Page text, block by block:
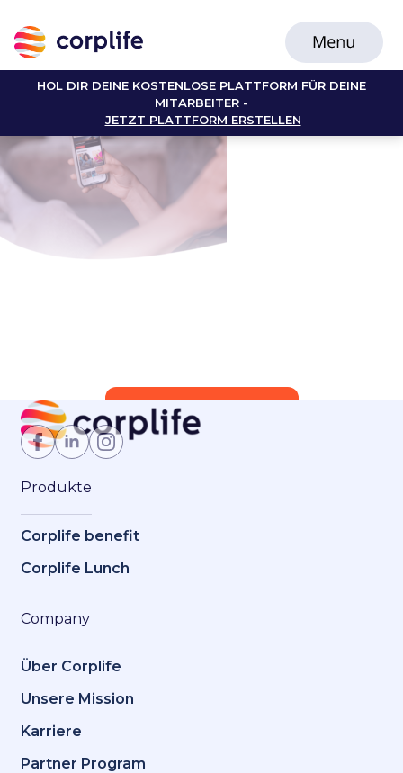
HOL DIR DEINE KOSTENLOSE PLATTFORM FÜR DEINE
MITARBEITER -
JETZT PLATTFORM ERSTELLEN
Jetzt Mitglied werden
Produkte
Corplife benefit
Corplife Lunch
Company
Über Corplife
Unsere Mission
Karriere
Partner Program